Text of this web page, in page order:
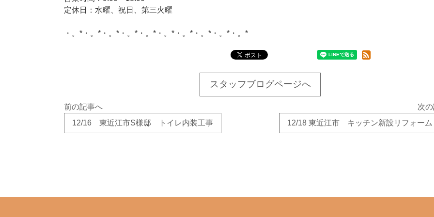
定休日：水曜、祝日、第三火曜
・。*・。*・。*・。*・。*・。*・。*・。*・。*・。*
スタッフブログページへ
前の記事へ
12/16 東近江市S様邸 トイレ内装工事
次
12/18 東近江市 キッチン新設リフォーム